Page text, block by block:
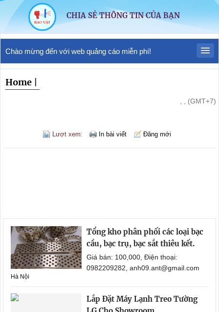
CHIA SẺ THÔNG TIN CỦA BẠN
Chào mừng đến với web quảng cáo miễn phí!
Home
, , (GMT+7)
Lượt xem: In bài viết Đăng mới
Tổng kho phân phối các loại bạc
cầu, bạc trụ, bạc sắt thiêu kết.
Giá bán: 100,000, Điện thoại:
0982209282, anh09.ant@gmail.com
Hà Nội
Lắp Đặt Máy Lạnh Treo Tường